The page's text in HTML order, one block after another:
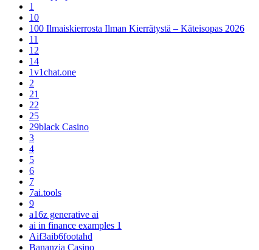
1
10
100 Ilmaiskierrosta Ilman Kierrätystä – Käteisopas 2026
11
12
14
1v1chat.one
2
21
22
25
29black Casino
3
4
5
6
7
7ai.tools
9
a16z generative ai
ai in finance examples 1
Aif3aib6footahd
Bananzia Casino